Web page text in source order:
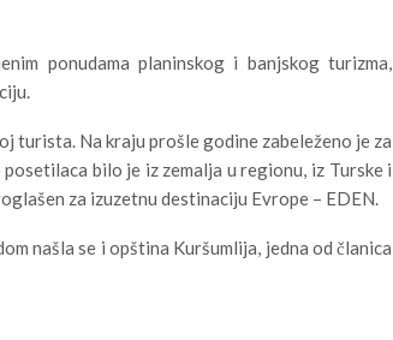
ponudama planinskog i banjskog turizma,
turista. Na kraju prošle godine zabeleženo je za
bilo je iz zemalja u regionu, iz Turske i
za izuzetnu destinaciju Evrope – EDEN.
našla se i opština Kuršumlija, jedna od članica